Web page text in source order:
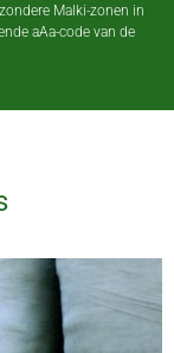
Malki-zonen in
aAa-code van de